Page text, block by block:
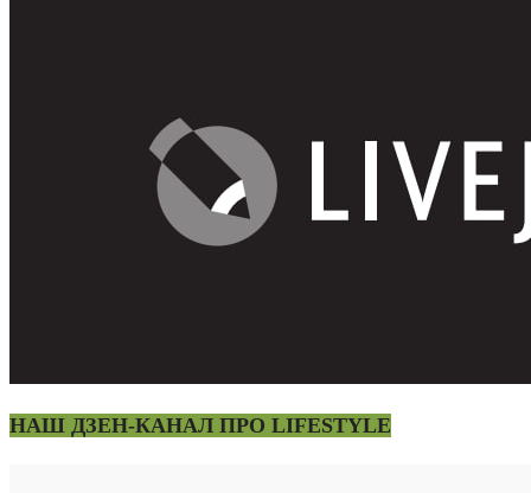
НАШ ДЗЕН-КАНАЛ ПРО LIFESTYLE